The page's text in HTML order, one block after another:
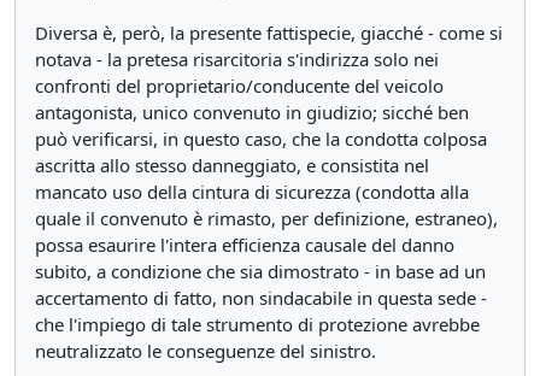
Diversa è, però, la presente fattispecie, giacché - come si
notava - la pretesa risarcitoria s'indirizza solo nei
confronti del proprietario/conducente del veicolo
antagonista, unico convenuto in giudizio; sicché ben
può verificarsi, in questo caso, che la condotta colposa
ascritta allo stesso danneggiato, e consistita nel
mancato uso della cintura di sicurezza (condotta alla
quale il convenuto è rimasto, per definizione, estraneo),
possa esaurire l'intera efficienza causale del danno
subito, a condizione che sia dimostrato - in base ad un
accertamento di fatto, non sindacabile in questa sede -
che l'impiego di tale strumento di protezione avrebbe
neutralizzato le conseguenze del sinistro.